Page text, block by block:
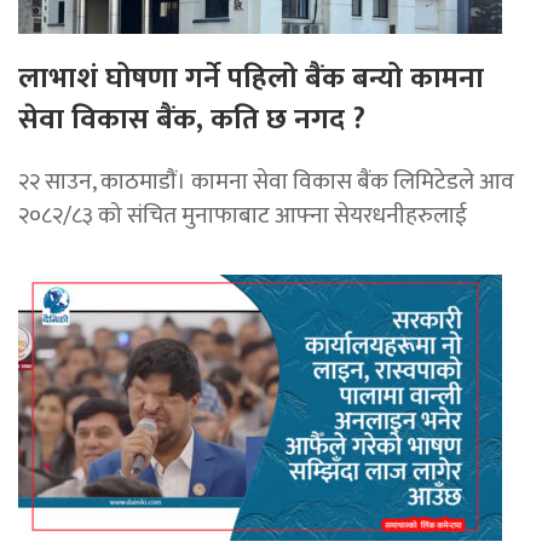
लाभाशं घोषणा गर्ने पहिलो बैंक बन्यो कामना
सेवा विकास बैंक, कति छ नगद ?
२२ साउन, काठमाडाैं। कामना सेवा विकास बैंक लिमिटेडले आव
२०८२/८३ को संचित मुनाफाबाट आफ्ना सेयरधनीहरुलाई